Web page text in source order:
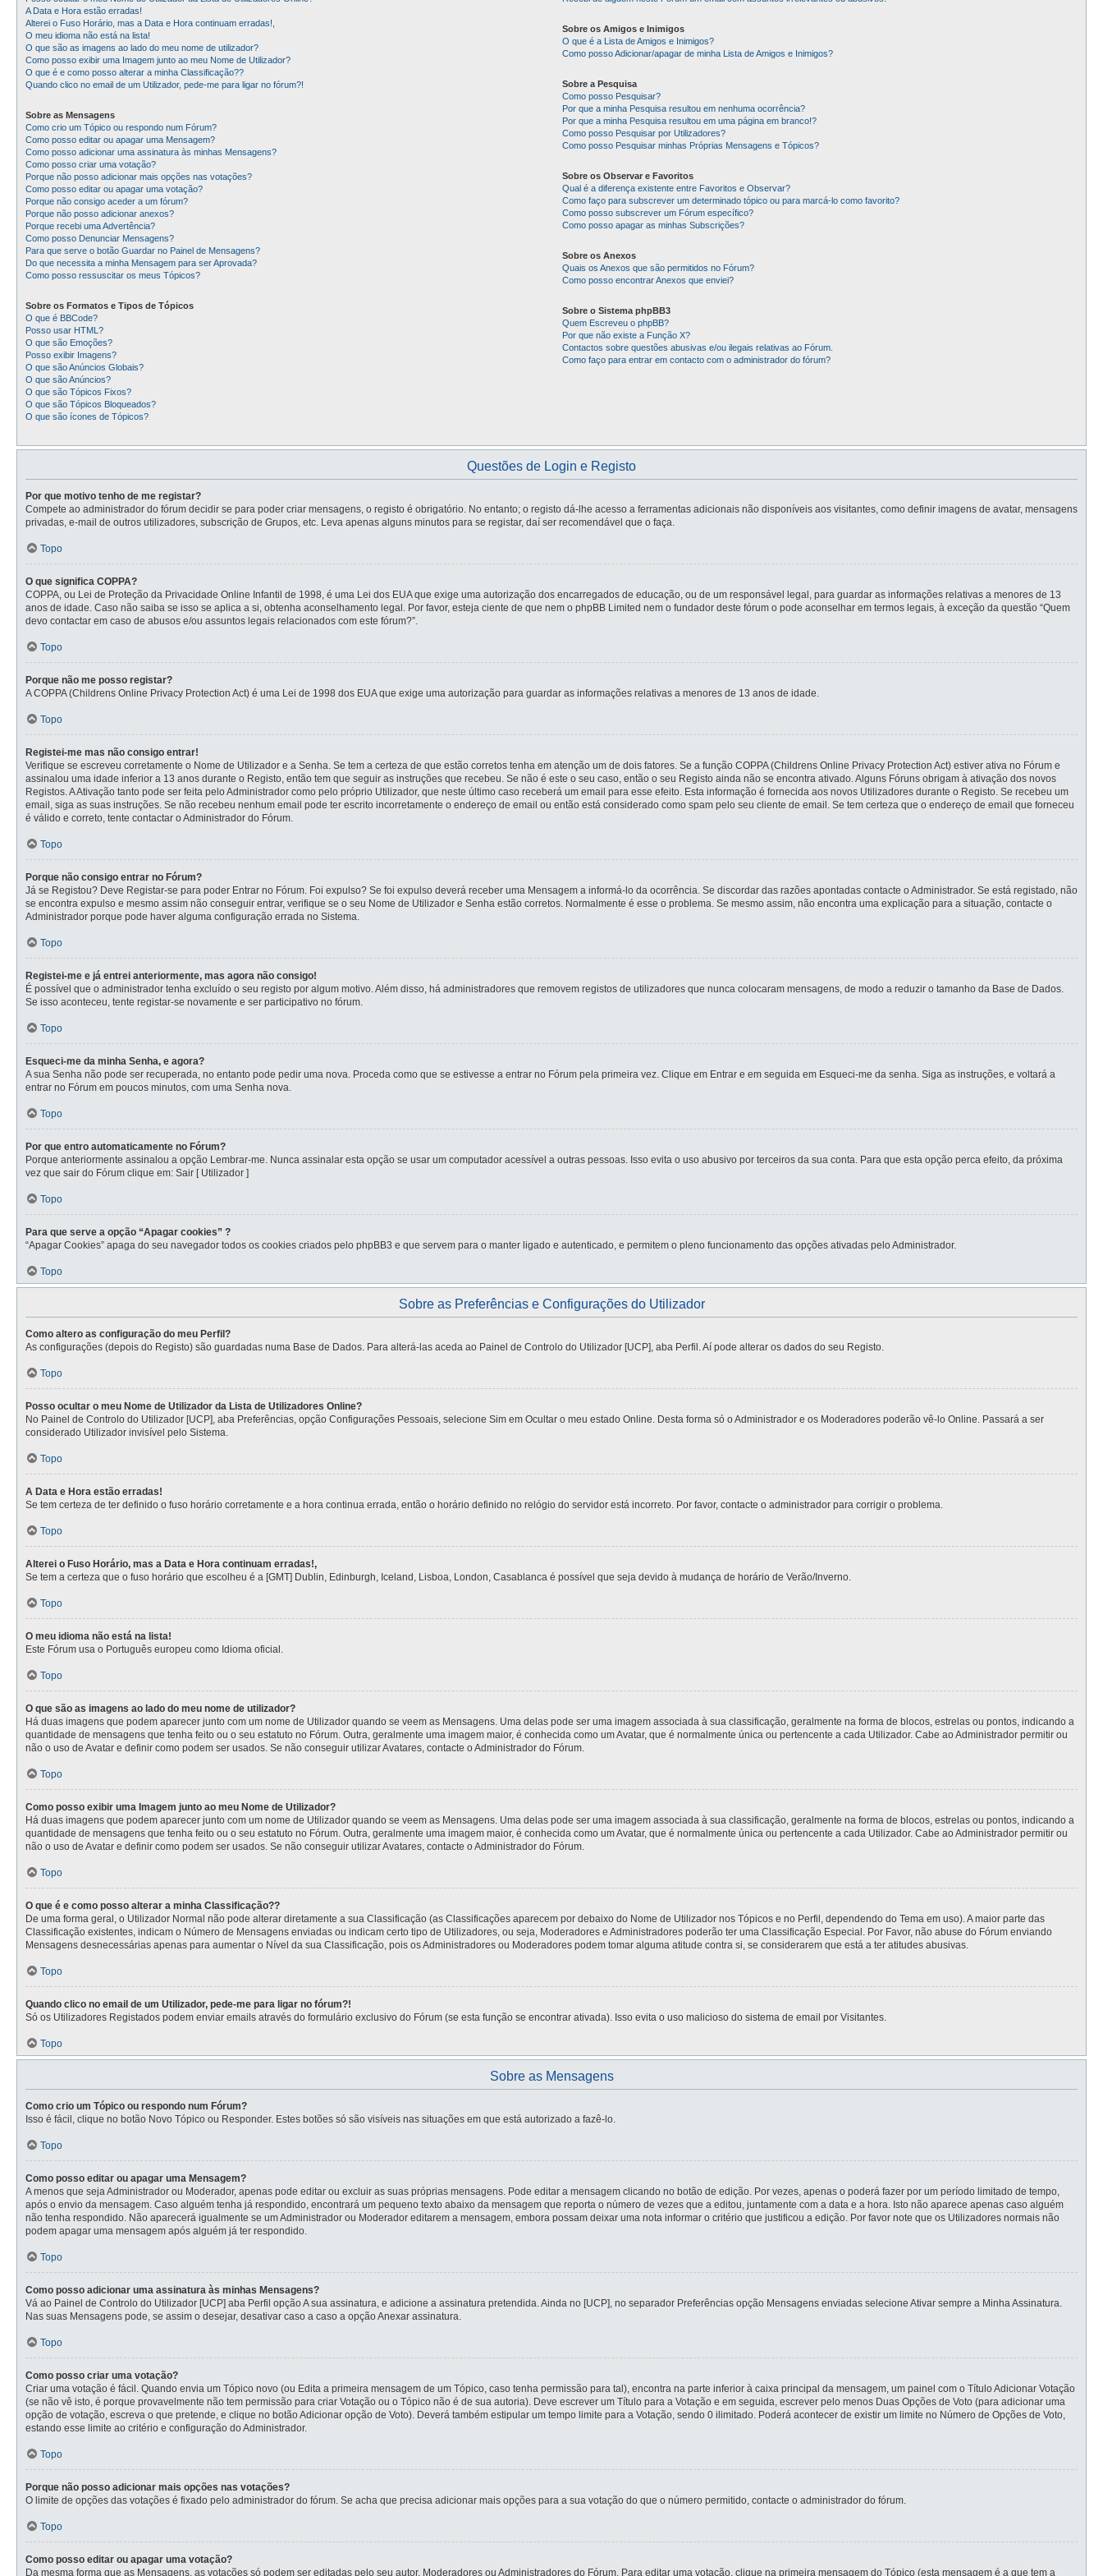
A Data e Hora estão erradas!
Alterei o Fuso Horário, mas a Data e Hora continuam erradas!,
O meu idioma não está na lista!
O que são as imagens ao lado do meu nome de utilizador?
Como posso exibir uma Imagem junto ao meu Nome de Utilizador?
O que é e como posso alterar a minha Classificação??
Quando clico no email de um Utilizador, pede-me para ligar no fórum?!
Sobre as Mensagens
Como crio um Tópico ou respondo num Fórum?
Como posso editar ou apagar uma Mensagem?
Como posso adicionar uma assinatura às minhas Mensagens?
Como posso criar uma votação?
Porque não posso adicionar mais opções nas votações?
Como posso editar ou apagar uma votação?
Porque não consigo aceder a um fórum?
Porque não posso adicionar anexos?
Porque recebi uma Advertência?
Como posso Denunciar Mensagens?
Para que serve o botão Guardar no Painel de Mensagens?
Do que necessita a minha Mensagem para ser Aprovada?
Como posso ressuscitar os meus Tópicos?
Sobre os Formatos e Tipos de Tópicos
O que é BBCode?
Posso usar HTML?
O que são Emoções?
Posso exibir Imagens?
O que são Anúncios Globais?
O que são Anúncios?
O que são Tópicos Fixos?
O que são Tópicos Bloqueados?
O que são ícones de Tópicos?
Sobre os Amigos e Inimigos
O que é a Lista de Amigos e Inimigos?
Como posso Adicionar/apagar de minha Lista de Amigos e Inimigos?
Sobre a Pesquisa
Como posso Pesquisar?
Por que a minha Pesquisa resultou em nenhuma ocorrência?
Por que a minha Pesquisa resultou em uma página em branco!?
Como posso Pesquisar por Utilizadores?
Como posso Pesquisar minhas Próprias Mensagens e Tópicos?
Sobre os Observar e Favoritos
Qual é a diferença existente entre Favoritos e Observar?
Como faço para subscrever um determinado tópico ou para marcá-lo como favorito?
Como posso subscrever um Fórum específico?
Como posso apagar as minhas Subscrições?
Sobre os Anexos
Quais os Anexos que são permitidos no Fórum?
Como posso encontrar Anexos que enviei?
Sobre o Sistema phpBB3
Quem Escreveu o phpBB?
Por que não existe a Função X?
Contactos sobre questões abusivas e/ou ilegais relativas ao Fórum.
Como faço para entrar em contacto com o administrador do fórum?
Questões de Login e Registo
Por que motivo tenho de me registar?
Compete ao administrador do fórum decidir se para poder criar mensagens, o registo é obrigatório. No entanto; o registo dá-lhe acesso a ferramentas adicionais não disponíveis aos visitantes, como definir imagens de avatar, mensagens
privadas, e-mail de outros utilizadores, subscrição de Grupos, etc. Leva apenas alguns minutos para se registar, daí ser recomendável que o faça.
Topo
O que significa COPPA?
COPPA, ou Lei de Proteção da Privacidade Online Infantil de 1998, é uma Lei dos EUA que exige uma autorização dos encarregados de educação, ou de um responsável legal, para guardar as informações relativas a menores de 13
anos de idade. Caso não saiba se isso se aplica a si, obtenha aconselhamento legal. Por favor, esteja ciente de que nem o phpBB Limited nem o fundador deste fórum o pode aconselhar em termos legais, à exceção da questão “Quem
devo contactar em caso de abusos e/ou assuntos legais relacionados com este fórum?”.
Topo
Porque não me posso registar?
A COPPA (Childrens Online Privacy Protection Act) é uma Lei de 1998 dos EUA que exige uma autorização para guardar as informações relativas a menores de 13 anos de idade.
Topo
Registei-me mas não consigo entrar!
Verifique se escreveu corretamente o Nome de Utilizador e a Senha. Se tem a certeza de que estão corretos tenha em atenção um de dois fatores. Se a função COPPA (Childrens Online Privacy Protection Act) estiver ativa no Fórum e
assinalou uma idade inferior a 13 anos durante o Registo, então tem que seguir as instruções que recebeu. Se não é este o seu caso, então o seu Registo ainda não se encontra ativado. Alguns Fóruns obrigam à ativação dos novos
Registos. A Ativação tanto pode ser feita pelo Administrador como pelo próprio Utilizador, que neste último caso receberá um email para esse efeito. Esta informação é fornecida aos novos Utilizadores durante o Registo. Se recebeu um
email, siga as suas instruções. Se não recebeu nenhum email pode ter escrito incorretamente o endereço de email ou então está considerado como spam pelo seu cliente de email. Se tem certeza que o endereço de email que forneceu
é válido e correto, tente contactar o Administrador do Fórum.
Topo
Porque não consigo entrar no Fórum?
Já se Registou? Deve Registar-se para poder Entrar no Fórum. Foi expulso? Se foi expulso deverá receber uma Mensagem a informá-lo da ocorrência. Se discordar das razões apontadas contacte o Administrador. Se está registado, não
se encontra expulso e mesmo assim não conseguir entrar, verifique se o seu Nome de Utilizador e Senha estão corretos. Normalmente é esse o problema. Se mesmo assim, não encontra uma explicação para a situação, contacte o
Administrador porque pode haver alguma configuração errada no Sistema.
Topo
Registei-me e já entrei anteriormente, mas agora não consigo!
É possível que o administrador tenha excluído o seu registo por algum motivo. Além disso, há administradores que removem registos de utilizadores que nunca colocaram mensagens, de modo a reduzir o tamanho da Base de Dados.
Se isso aconteceu, tente registar-se novamente e ser participativo no fórum.
Topo
Esqueci-me da minha Senha, e agora?
A sua Senha não pode ser recuperada, no entanto pode pedir uma nova. Proceda como que se estivesse a entrar no Fórum pela primeira vez. Clique em Entrar e em seguida em Esqueci-me da senha. Siga as instruções, e voltará a
entrar no Fórum em poucos minutos, com uma Senha nova.
Topo
Por que entro automaticamente no Fórum?
Porque anteriormente assinalou a opção Lembrar-me. Nunca assinalar esta opção se usar um computador acessível a outras pessoas. Isso evita o uso abusivo por terceiros da sua conta. Para que esta opção perca efeito, da próxima
vez que sair do Fórum clique em: Sair [ Utilizador ]
Topo
Para que serve a opção “Apagar cookies” ?
“Apagar Cookies” apaga do seu navegador todos os cookies criados pelo phpBB3 e que servem para o manter ligado e autenticado, e permitem o pleno funcionamento das opções ativadas pelo Administrador.
Topo
Sobre as Preferências e Configurações do Utilizador
Como altero as configuração do meu Perfil?
As configurações (depois do Registo) são guardadas numa Base de Dados. Para alterá-las aceda ao Painel de Controlo do Utilizador [UCP], aba Perfil. Aí pode alterar os dados do seu Registo.
Topo
Posso ocultar o meu Nome de Utilizador da Lista de Utilizadores Online?
No Painel de Controlo do Utilizador [UCP], aba Preferências, opção Configurações Pessoais, selecione Sim em Ocultar o meu estado Online. Desta forma só o Administrador e os Moderadores poderão vê-lo Online. Passará a ser
considerado Utilizador invisível pelo Sistema.
Topo
A Data e Hora estão erradas!
Se tem certeza de ter definido o fuso horário corretamente e a hora continua errada, então o horário definido no relógio do servidor está incorreto. Por favor, contacte o administrador para corrigir o problema.
Topo
Alterei o Fuso Horário, mas a Data e Hora continuam erradas!,
Se tem a certeza que o fuso horário que escolheu é a [GMT] Dublin, Edinburgh, Iceland, Lisboa, London, Casablanca é possível que seja devido à mudança de horário de Verão/Inverno.
Topo
O meu idioma não está na lista!
Este Fórum usa o Português europeu como Idioma oficial.
Topo
O que são as imagens ao lado do meu nome de utilizador?
Há duas imagens que podem aparecer junto com um nome de Utilizador quando se veem as Mensagens. Uma delas pode ser uma imagem associada à sua classificação, geralmente na forma de blocos, estrelas ou pontos, indicando a
quantidade de mensagens que tenha feito ou o seu estatuto no Fórum. Outra, geralmente uma imagem maior, é conhecida como um Avatar, que é normalmente única ou pertencente a cada Utilizador. Cabe ao Administrador permitir ou
não o uso de Avatar e definir como podem ser usados. Se não conseguir utilizar Avatares, contacte o Administrador do Fórum.
Topo
Como posso exibir uma Imagem junto ao meu Nome de Utilizador?
Há duas imagens que podem aparecer junto com um nome de Utilizador quando se veem as Mensagens. Uma delas pode ser uma imagem associada à sua classificação, geralmente na forma de blocos, estrelas ou pontos, indicando a
quantidade de mensagens que tenha feito ou o seu estatuto no Fórum. Outra, geralmente uma imagem maior, é conhecida como um Avatar, que é normalmente única ou pertencente a cada Utilizador. Cabe ao Administrador permitir ou
não o uso de Avatar e definir como podem ser usados. Se não conseguir utilizar Avatares, contacte o Administrador do Fórum.
Topo
O que é e como posso alterar a minha Classificação??
De uma forma geral, o Utilizador Normal não pode alterar diretamente a sua Classificação (as Classificações aparecem por debaixo do Nome de Utilizador nos Tópicos e no Perfil, dependendo do Tema em uso). A maior parte das
Classificação existentes, indicam o Número de Mensagens enviadas ou indicam certo tipo de Utilizadores, ou seja, Moderadores e Administradores poderão ter uma Classificação Especial. Por Favor, não abuse do Fórum enviando
Mensagens desnecessárias apenas para aumentar o Nível da sua Classificação, pois os Administradores ou Moderadores podem tomar alguma atitude contra si, se considerarem que está a ter atitudes abusivas.
Topo
Quando clico no email de um Utilizador, pede-me para ligar no fórum?!
Só os Utilizadores Registados podem enviar emails através do formulário exclusivo do Fórum (se esta função se encontrar ativada). Isso evita o uso malicioso do sistema de email por Visitantes.
Topo
Sobre as Mensagens
Como crio um Tópico ou respondo num Fórum?
Isso é fácil, clique no botão Novo Tópico ou Responder. Estes botões só são visíveis nas situações em que está autorizado a fazê-lo.
Topo
Como posso editar ou apagar uma Mensagem?
A menos que seja Administrador ou Moderador, apenas pode editar ou excluir as suas próprias mensagens. Pode editar a mensagem clicando no botão de edição. Por vezes, apenas o poderá fazer por um período limitado de tempo,
após o envio da mensagem. Caso alguém tenha já respondido, encontrará um pequeno texto abaixo da mensagem que reporta o número de vezes que a editou, juntamente com a data e a hora. Isto não aparece apenas caso alguém
não tenha respondido. Não aparecerá igualmente se um Administrador ou Moderador editarem a mensagem, embora possam deixar uma nota informar o critério que justificou a edição. Por favor note que os Utilizadores normais não
podem apagar uma mensagem após alguém já ter respondido.
Topo
Como posso adicionar uma assinatura às minhas Mensagens?
Vá ao Painel de Controlo do Utilizador [UCP] aba Perfil opção A sua assinatura, e adicione a assinatura pretendida. Ainda no [UCP], no separador Preferências opção Mensagens enviadas selecione Ativar sempre a Minha Assinatura.
Nas suas Mensagens pode, se assim o desejar, desativar caso a caso a opção Anexar assinatura.
Topo
Como posso criar uma votação?
Criar uma votação é fácil. Quando envia um Tópico novo (ou Edita a primeira mensagem de um Tópico, caso tenha permissão para tal), encontra na parte inferior à caixa principal da mensagem, um painel com o Título Adicionar Votação
(se não vê isto, é porque provavelmente não tem permissão para criar Votação ou o Tópico não é de sua autoria). Deve escrever um Título para a Votação e em seguida, escrever pelo menos Duas Opções de Voto (para adicionar uma
opção de votação, escreva o que pretende, e clique no botão Adicionar opção de Voto). Deverá também estipular um tempo limite para a Votação, sendo 0 ilimitado. Poderá acontecer de existir um limite no Número de Opções de Voto,
estando esse limite ao critério e configuração do Administrador.
Topo
Porque não posso adicionar mais opções nas votações?
O limite de opções das votações é fixado pelo administrador do fórum. Se acha que precisa adicionar mais opções para a sua votação do que o número permitido, contacte o administrador do fórum.
Topo
Como posso editar ou apagar uma votação?
Da mesma forma que as Mensagens, as votações só podem ser editadas pelo seu autor, Moderadores ou Administradores do Fórum. Para editar uma votação, clique na primeira mensagem do Tópico (esta mensagem é a que tem a